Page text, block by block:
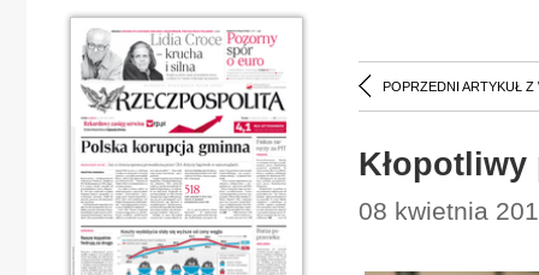
POPRZEDNI ARTYKUŁ Z
08 kwietnia